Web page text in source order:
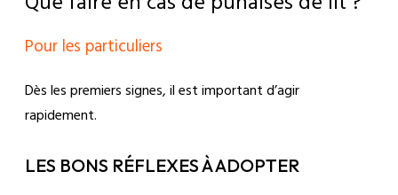
Pour les particuliers
Dès les premiers signes, il est important d’agir
rapidement.
LES BONS RÉFLEXES À ADOPTER